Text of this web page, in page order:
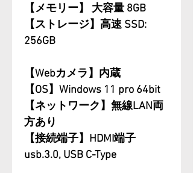
【メモリー】 大容量 8GB
【ストレージ】高速 SSD:
256GB
【Webカメラ】内蔵
【OS】Windows 11 pro 64bit
【ネットワーク】無線LAN両
方あり
【接続端子】HDMI端子
usb.3.0, USB C-Type